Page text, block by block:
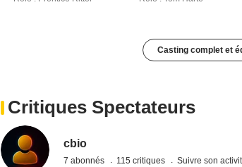
Casting complet et
Critiques Spectateurs
cbio
7 abonnés 115 critiques Suivre son